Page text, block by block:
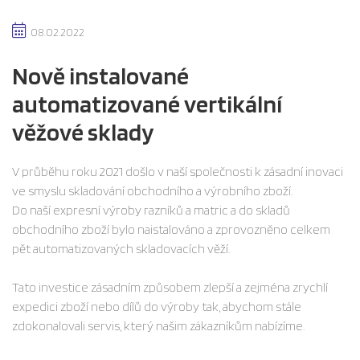
08.02.2022
Nově instalované
automatizované vertikální
věžové sklady
V průběhu roku 2021 došlo v naší společnosti k zásadní inovaci
ve smyslu skladování obchodního a výrobního zboží.
Do naší expresní výroby razníků a matric a do skladů
obchodního zboží bylo naistalováno a zprovozněno celkem
pět automatizovaných skladovacích věží.
Tato investice zásadním způsobem zlepší a zejména zrychlí
expedici zboží nebo dílů do výroby tak, abychom stále
zdokonalovali servis, který našim zákazníkům nabízíme.